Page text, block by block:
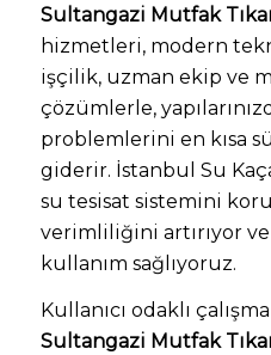
Sultangazi Mutfak
hizmetleri, modern
işçilik, uzman ekip ve
çözümlerle,
problemlerini en kısa
giderir. İstanbul Su
su tesisat sistemini
verimliliğini artırıyor
kullanım sağlıyoruz.
Kullanıcı odaklı
Sultangazi Mutfak